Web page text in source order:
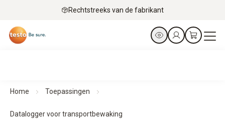
Rechtstreeks van de fabrikant
Home Toepassingen
Datalogger voor transportbewaking